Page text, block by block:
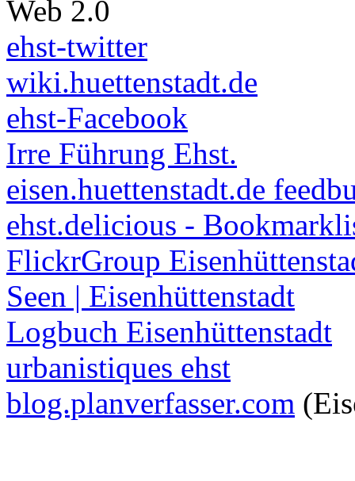
Web 2.0
ehst-twitter
wiki.huettenstadt.de
ehst-Facebook
Irre Führung Ehst.
eisen.huettenstadt.de
ehst.delicious -
FlickrGroup
Seen | Eisenhüttenstadt
Logbuch Eisenhüttenstadt
urbanistiques ehst
blog.planverfasser.com